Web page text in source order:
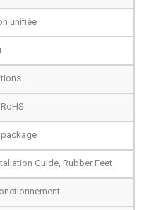
unifiée
RoHS
package
Guide, Rubber Feet